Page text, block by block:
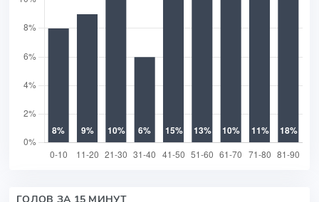
ГОЛОВ ЗА 15 МИНУТ